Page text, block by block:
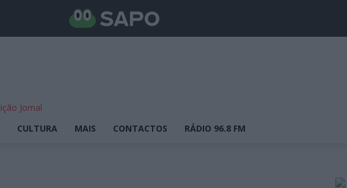
CULTURA MAIS CONTACTOS RÁDIO 96.8 FM